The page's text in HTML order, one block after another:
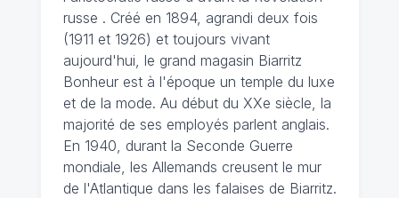
russe . Créé en 1894, agrandi deux fois
(1911 et 1926) et toujours vivant
aujourd'hui, le grand magasin Biarritz
Bonheur est à l'époque un temple du luxe
et de la mode. Au début du XXe siècle, la
majorité de ses employés parlent anglais.
En 1940, durant la Seconde Guerre
mondiale, les Allemands creusent le mur
de l'Atlantique dans les falaises de Biarritz.